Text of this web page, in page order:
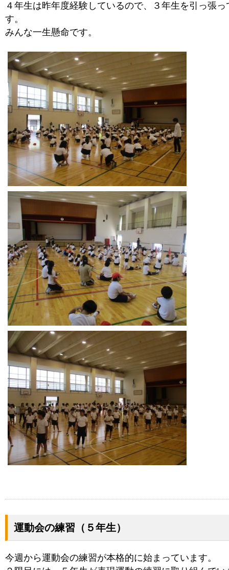
４年生は昨年度経験しているので、３年生を引っ張
す。
みんな一生懸命です。
運動会の練習（５年生）
今週から運動会の練習が本格的に始まっています。